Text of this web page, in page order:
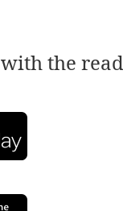
the